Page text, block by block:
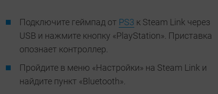
Подключите геймпад от PS3 к Steam Link через
USB и нажмите кнопку «PlayStation». Приставка
опознает контроллер.
Пройдите в меню «Настройки» на Steam Link и
найдите пункт «Bluetooth».